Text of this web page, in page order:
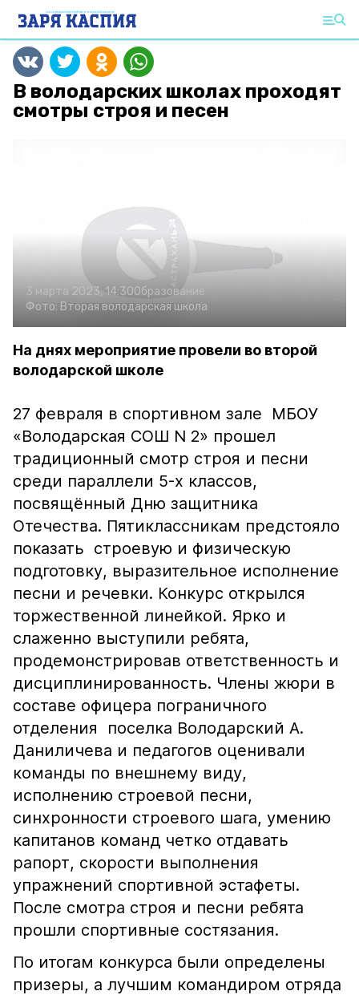
В володарских школах проходят
смотры строя и песен
3 марта 2023, 14:30Образование
Фото: Вторая володарская школа
На днях мероприятие провели во второй
володарской школе
27 февраля в спортивном зале МБОУ
«Володарская СОШ N 2» прошел
традиционный смотр строя и песни
среди параллели 5-х классов,
посвящённый Дню защитника
Отечества. Пятиклассникам предстояло
показать строевую и физическую
подготовку, выразительное исполнение
песни и речевки. Конкурс открылся
торжественной линейкой. Ярко и
слаженно выступили ребята,
продемонстрировав ответственность и
дисциплинированность. Члены жюри в
составе офицера пограничного
отделения поселка Володарский А.
Даниличева и педагогов оценивали
команды по внешнему виду,
исполнению строевой песни,
синхронности строевого шага, умению
капитанов команд четко отдавать
рапорт, скорости выполнения
упражнений спортивной эстафеты.
После смотра строя и песни ребята
прошли спортивные состязания.
По итогам конкурса были определены
призеры, а лучшим командиром отряда